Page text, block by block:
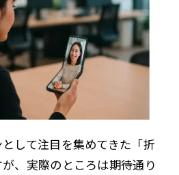
して注目を集めてきた「折
、実際のところは期待通り